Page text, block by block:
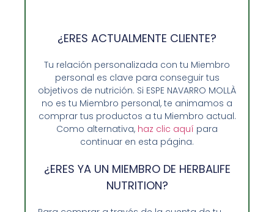
Batido Herbalife F1 Sport H24 Vainilla
71,60€
Añadir al carrito
¿ERES ACTUALMENTE CLIENTE?
Tu relación personalizada con tu Miembro
personal es clave para conseguir tus
objetivos de nutrición. Si ESPE NAVARRO MOLLÀ
no es tu Miembro personal, te animamos a
comprar tus productos a tu Miembro actual.
Como alternativa, haz clic aquí para
continuar en esta página.
¿ERES YA UN MIEMBRO DE HERBALIFE
NUTRITION?